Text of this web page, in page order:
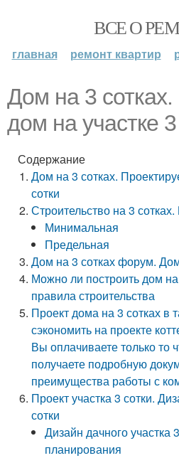
ВСЕ О
главная ремонт квартир
Дом на 3
дом на участке 3
Содержание
Дом на 3 сотках.
сотки
Строительство на 3
Минимальная
Предельная
Дом на 3 сотках форум.
Можно ли построить дом
правила строительства
Проект дома на 3 сотках в
сэкономить на проекте
Вы оплачиваете только то
получаете подробную
преимущества работы с
Проект участка 3 сотки.
сотки
Дизайн дачного участка
планирования